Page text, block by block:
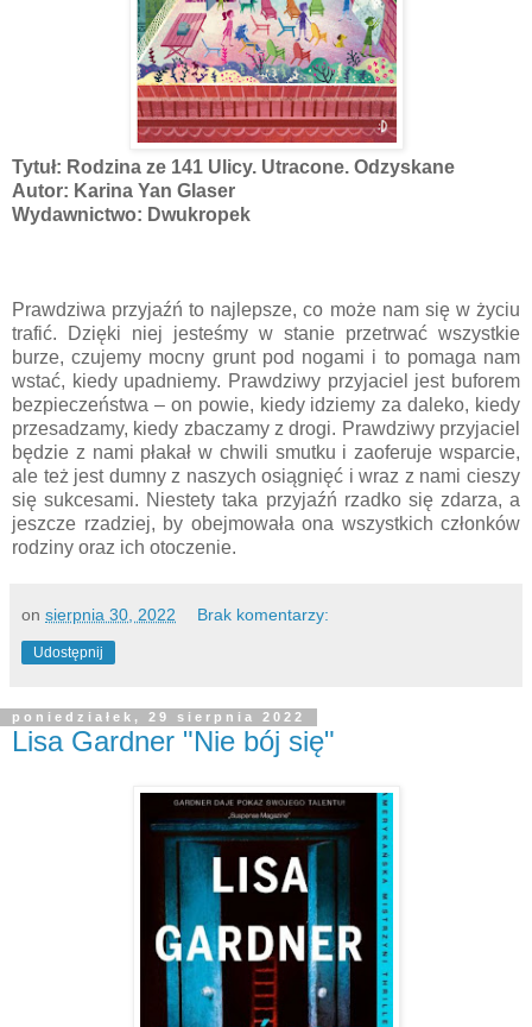
Tytuł: Rodzina ze 141 Ulicy. Utracone. Odzyskane
Autor: Karina Yan Glaser
Wydawnictwo: Dwukropek
Prawdziwa przyjaźń to najlepsze, co może nam się w życiu
trafić. Dzięki niej jesteśmy w stanie przetrwać wszystkie
burze, czujemy mocny grunt pod nogami i to pomaga nam
wstać, kiedy upadniemy. Prawdziwy przyjaciel jest buforem
bezpieczeństwa – on powie, kiedy idziemy za daleko, kiedy
przesadzamy, kiedy zbaczamy z drogi. Prawdziwy przyjaciel
będzie z nami płakał w chwili smutku i zaoferuje wsparcie,
ale też jest dumny z naszych osiągnięć i wraz z nami cieszy
się sukcesami. Niestety taka przyjaźń rzadko się zdarza, a
jeszcze rzadziej, by obejmowała ona wszystkich członków
rodziny oraz ich otoczenie.
on sierpnia 30, 2022 Brak komentarzy:
Udostępnij
poniedziałek, 29 sierpnia 2022
Lisa Gardner "Nie bój się"